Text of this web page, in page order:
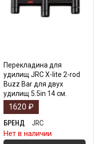
Перекладина для
удилищ JRC X-lite 2-rod
Buzz Bar для двух
удилищ 5.5in 14 см.
1620 ₽
БРЕНД
JRC
Нет в наличии